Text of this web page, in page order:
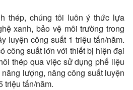
thép, chúng tôi luôn ý thức lựa
xanh, bảo vệ môi trường trong
luyện công suất 1 triệu tấn/năm.
công suất lớn với thiết bị hiện đại
thép qua việc sử dụng phế liệu
lượng, nâng công suất luyện
triệu tấn/năm.